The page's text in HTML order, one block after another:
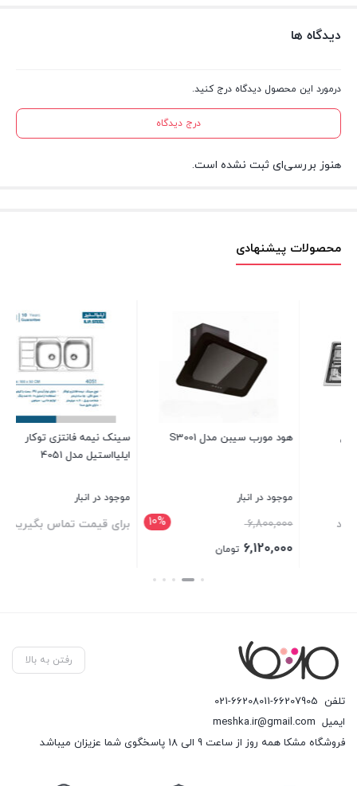
دیدگاه ها
درمورد این محصول دیدگاه درج کنید.
درج دیدگاه
هنوز بررسی‌ای ثبت نشده است.
محصولات پیشنهادی
10%
سینک نیمه فانتزی توکار
موجود در انبار
برای قیمت تماس بگیرید
هود مخفی مشکا مدل MH109
موجود در انبار
برای قیمت تماس بگیرید
رفتن به بالا
تلفن 021-66208011-66207905
ایمیل meshka.ir@gmail.com
فروشگاه مشکا همه روز از ساعت 9 الی 18 پاسخگوی شما عزیزان میباشد